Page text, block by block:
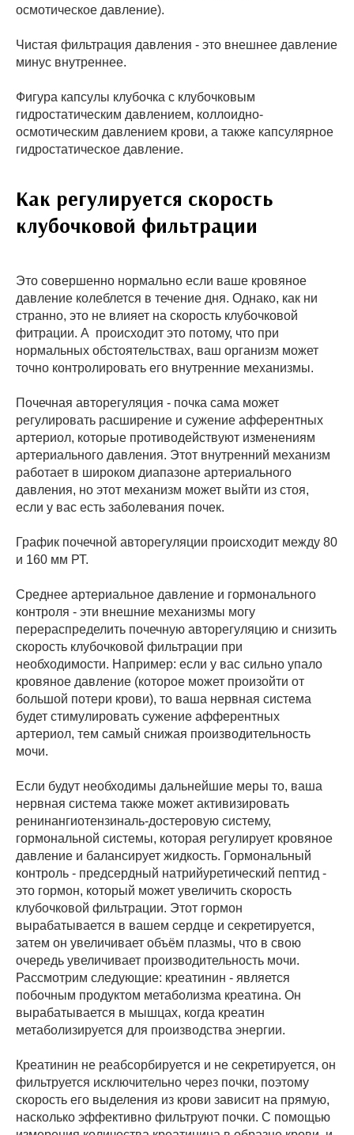
осмотическое давление).
Чистая фильтрация давления - это внешнее давление
минус внутреннее.
Фигура капсулы клубочка с клубочковым
гидростатическим давлением, коллоидно-
осмотическим давлением крови, а также капсулярное
гидростатическое давление.
Как регулируется скорость
клубочковой фильтрации
Это совершенно нормально если ваше кровяное
давление колеблется в течение дня. Однако, как ни
странно, это не влияет на скорость клубочковой
фитрации. А происходит это потому, что при
нормальных обстоятельствах, ваш организм может
точно контролировать его внутренние механизмы.
Почечная авторегуляция - почка сама может
регулировать расширение и сужение афферентных
артериол, которые противодействуют изменениям
артериального давления. Этот внутренний механизм
работает в широком диапазоне артериального
давления, но этот механизм может выйти из стоя,
если у вас есть заболевания почек.
График почечной авторегуляции происходит между 80
и 160 мм РТ.
Среднее артериальное давление и гормонального
контроля - эти внешние механизмы могу
перераспределить почечную авторегуляцию и снизить
скорость клубочковой фильтрации при
необходимости. Например: если у вас сильно упало
кровяное давление (которое может произойти от
большой потери крови), то ваша нервная система
будет стимулировать сужение афферентных
артериол, тем самый снижая производительность
мочи.
Если будут необходимы дальнейшие меры то, ваша
нервная система также может активизировать
ренинангиотензиналь-достеровую систему,
гормональной системы, которая регулирует кровяное
давление и балансирует жидкость. Гормональный
контроль - предсердный натрийуретический пептид -
это гормон, который может увеличить скорость
клубочковой фильтрации. Этот гормон
вырабатывается в вашем сердце и секретируется,
затем он увеличивает объём плазмы, что в свою
очередь увеличивает производительность мочи.
Рассмотрим следующие: креатинин - является
побочным продуктом метаболизма креатина. Он
вырабатывается в мышцах, когда креатин
метаболизируется для производства энергии.
Креатинин не реабсорбируется и не секретируется, он
фильтруется исключительно через почки, поэтому
скорость его выделения из крови зависит на прямую,
насколько эффективно фильтруют почки. С помощью